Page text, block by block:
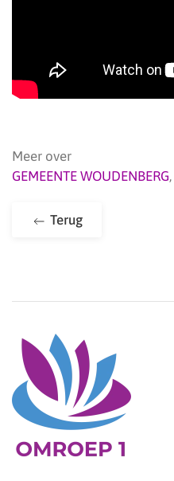
Meer over
GEMEENTE WOUDENBERG,
Terug